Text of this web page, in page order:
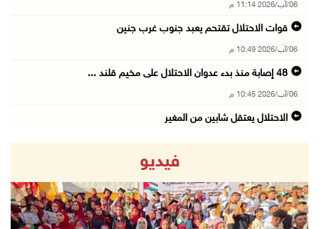
06/آب/2026 11:14 م
قوات الاحتلال تقتحم يعبد جنوب غرب جنين
06/آب/2026 10:49 م
48 إصابة منذ بدء عدوان الاحتلال على مخيم قلند ...
06/آب/2026 10:45 م
الاحتلال يعتقل شابين من المغير
وزير الداخلية يبحث مع مكافحة المخدرات الدولي ...
06/آب/2026 10:01 م
رئيس بلدية الخليل يطلع وفدا أميركيا على تطورا ...
فيديو